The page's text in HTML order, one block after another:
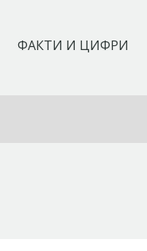
ФАКТИ И ЦИФРИ